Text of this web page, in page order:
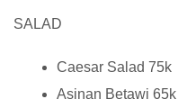
SALAD
Caesar Salad 75k
Asinan Betawi 65k